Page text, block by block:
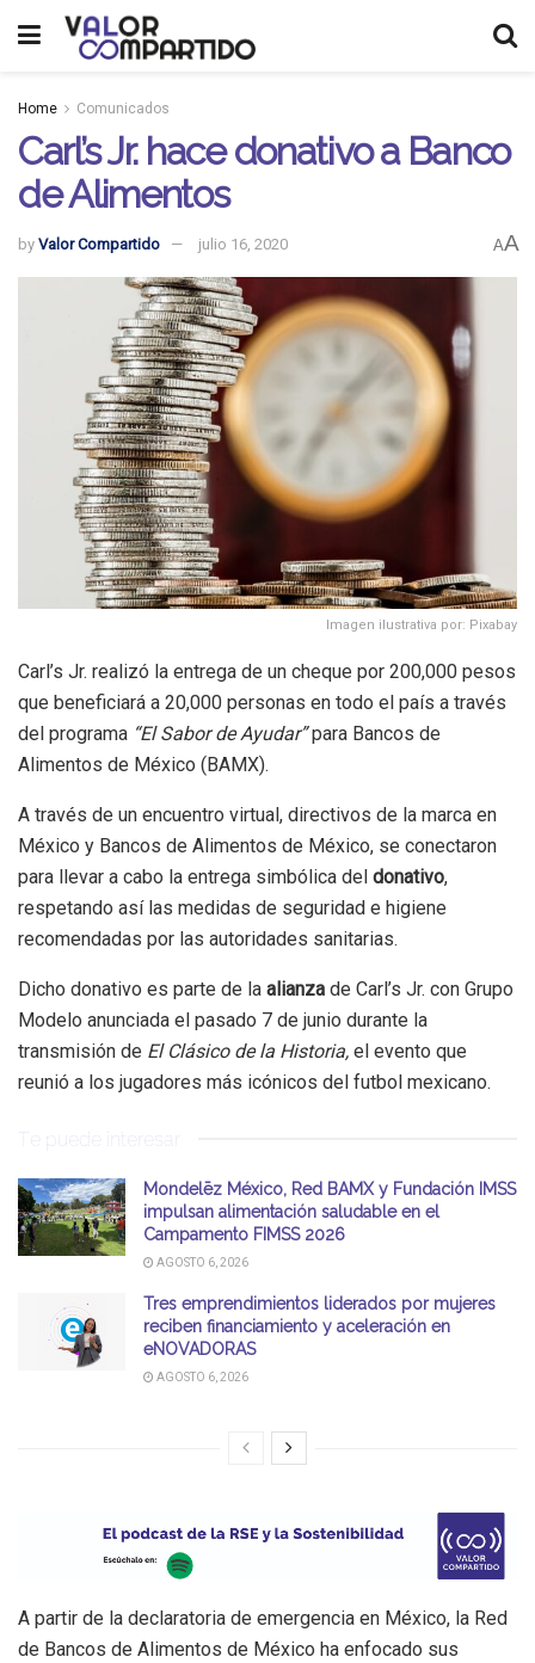
Home Comunicados
Carl’s Jr. hace donativo a Banco
de Alimentos
by Valor Compartido julio 16, 2020 AA
Imagen ilustrativa por: Pixabay
Carl’s Jr. realizó la entrega de un cheque por 200,000 pesos
que beneficiará a 20,000 personas en todo el país a través
del programa “El Sabor de Ayudar”para Bancos de
Alimentos de México (BAMX).
A través de un encuentro virtual, directivos de la marca en
México y Bancos de Alimentos de México, se conectaron
para llevar a cabo la entrega simbólica del donativo,
respetando así las medidas de seguridad e higiene
recomendadas por las autoridades sanitarias.
Dicho donativo es parte de la alianza de Carl’s Jr. con Grupo
Modelo anunciada el pasado 7 de junio durante la
transmisión de El Clásico de la Historia, el evento que
reunió a los jugadores más icónicos del futbol mexicano.
Te puede interesar
Mondelēz México, Red BAMX y Fundación IMSS
impulsan alimentación saludable en el
Campamento FIMSS 2026
AGOSTO 6, 2026
Tres emprendimientos liderados por mujeres
reciben financiamiento y aceleración en
eNOVADORAS
AGOSTO 6, 2026
A partir de la declaratoria de emergencia en México, la Red
de Bancos de Alimentos de México ha enfocado sus